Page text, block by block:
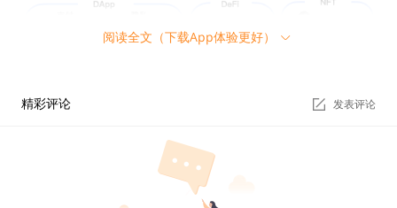
阅读全文（下载App体验更好）
精彩评论 发表评论